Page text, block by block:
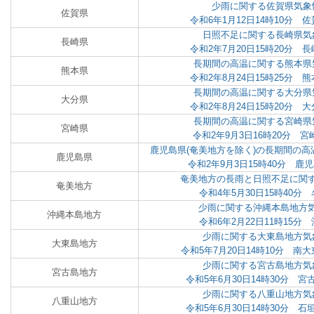
佐賀県
少雨に関する佐賀県気
令和6年1月12日14時10分 佐
長崎県
日照不足に関する長崎県
令和2年7月20日15時20分 長
熊本県
長期間の高温に関する熊本
令和2年8月24日15時25分 熊
大分県
長期間の高温に関する大分
令和2年8月24日15時20分 大
宮崎県
長期間の高温に関する宮崎
令和2年9月3日16時20分 宮
鹿児島県
鹿児島県(奄美地方を除く)の長期間の
令和2年9月3日15時40分 鹿
奄美地方
奄美地方の長雨と日照不足に
令和4年5月30日15時40分
沖縄本島地方
少雨に関する沖縄本島地
令和6年2月22日11時15分
大東島地方
少雨に関する大東島地方
令和5年7月20日14時10分 南大
宮古島地方
少雨に関する宮古島地方
令和5年6月30日14時30分 宮
八重山地方
少雨に関する八重山地方
令和5年6月30日14時30分 石